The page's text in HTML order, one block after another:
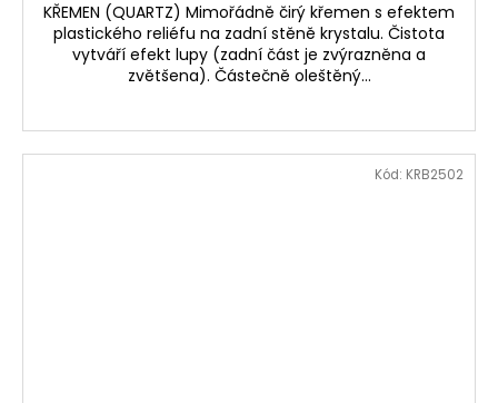
KŘEMEN (QUARTZ) Mimořádně čirý křemen s efektem
plastického reliéfu na zadní stěně krystalu. Čistota
vytváří efekt lupy (zadní část je zvýrazněna a
zvětšena). Částečně oleštěný...
Kód: KRB2502